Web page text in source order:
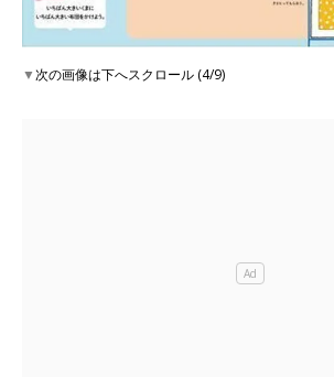
▼次の画像は下へスクロール (4/9)